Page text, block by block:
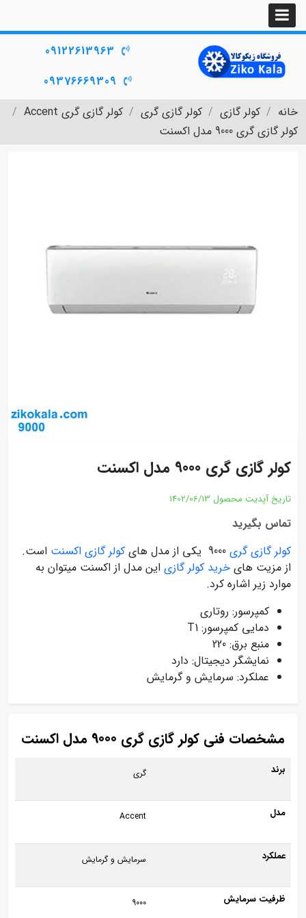
09122613963
09376669309
خانه
کولر گازی کولر گازی گری
کولر گازی گری Accent
کولر گازی گری 9000 مدل اکسنت
کولر گازی گری 9000 مدل اکسنت
تاریخ آپدیت محصول 1402/06/13
تماس بگیرید
کولر گازی گری
کولر گازی اکسنت است.
از مزیت های خرید کولر گازی این مدل از اکسنت میتوان به
موارد زیر اشاره کرد.
کمپرسور: روتاری
دمایی کمپرسور: T1
منبع برق: 220
نمایشگر دیجیتال: دارد
عملکرد: سرمایش و گرمایش
مشخصات فنی کولر گازی گری 9000 مدل اکسنت
برند گری
مدل Accent
عملکرد سرمایش و گرمایش
ظرفیت سرمایش 9000